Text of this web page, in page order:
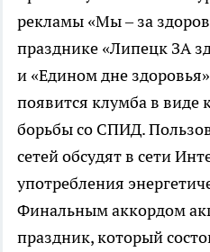
рекламы «Мы – за
празднике «Липецк ЗА
и «Едином дне
появится клумба в виде
борьбы со СПИД.
сетей обсудят в сети
употребления
Финальным аккордом
праздник, который